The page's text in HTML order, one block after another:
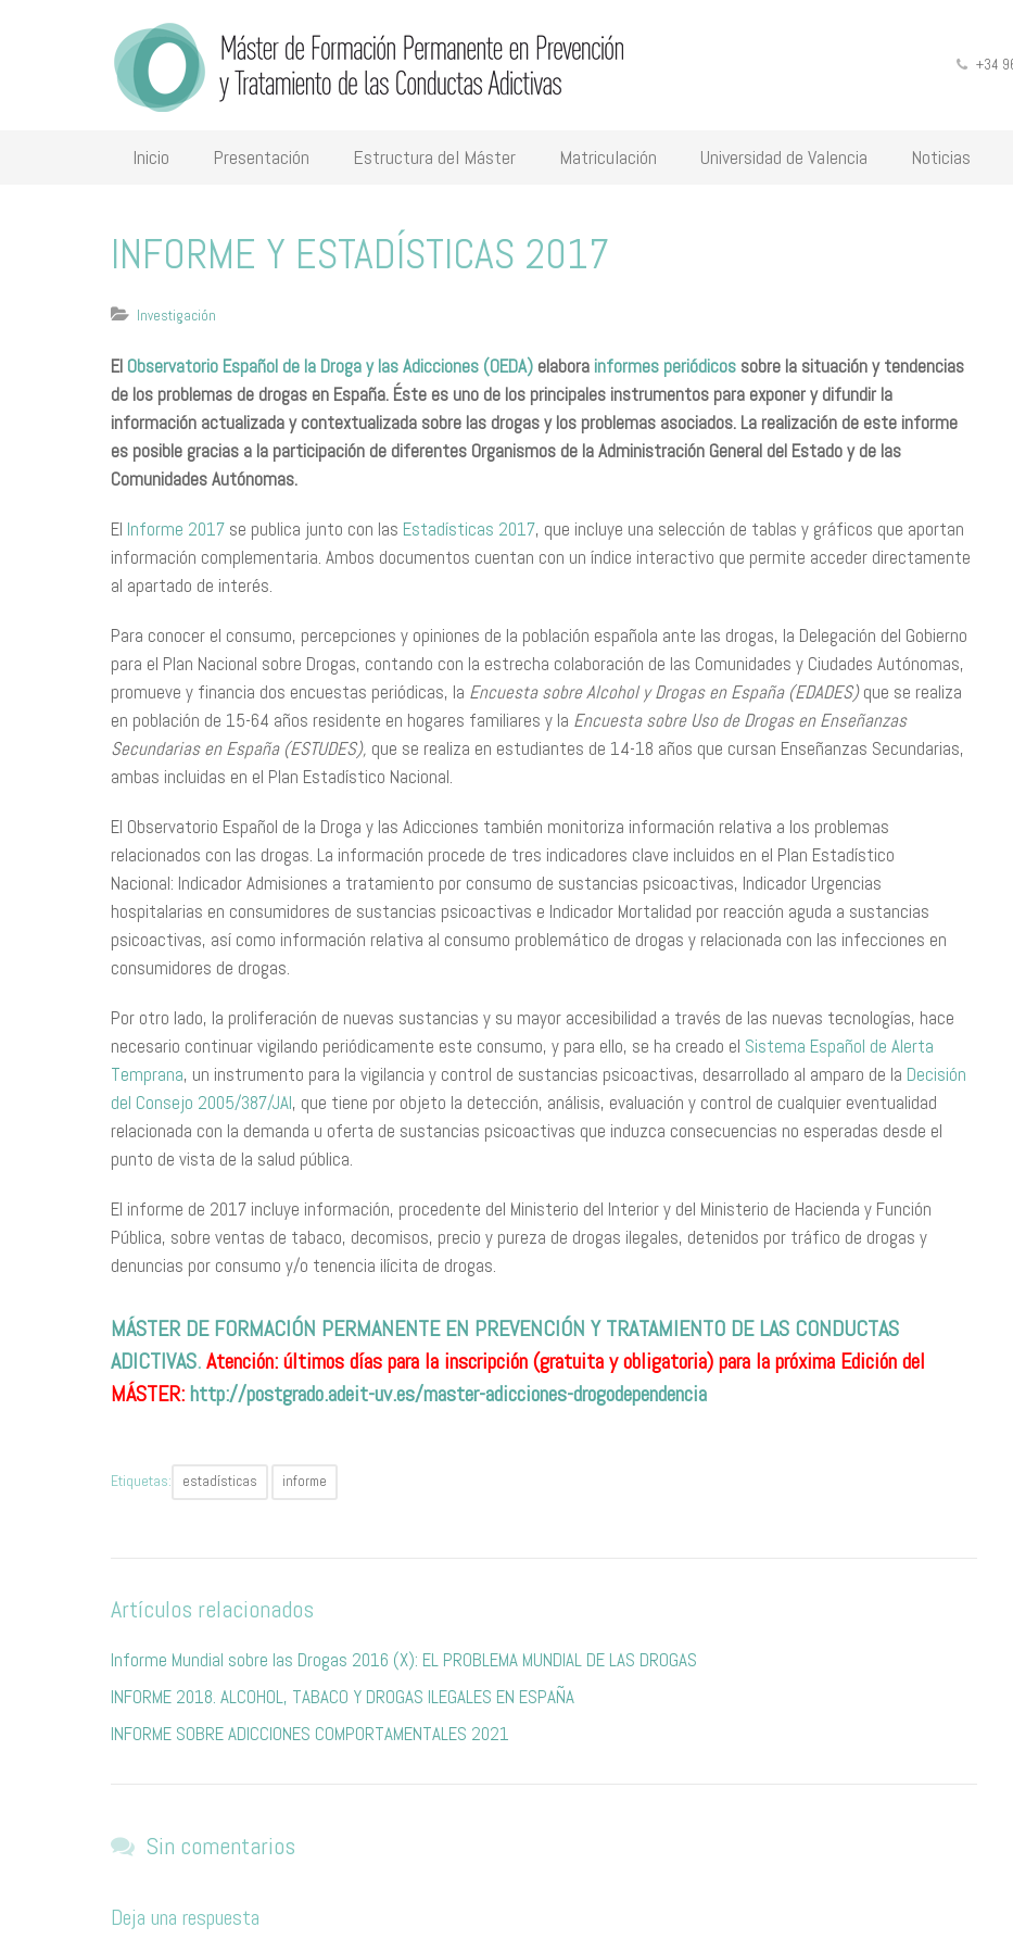
+34
Inicio Presentación Estructura del Máster Matriculación Universidad de Valencia Noticias
INFORME Y ESTADÍSTICAS 2017
Investigación
El Observatorio Español de la Droga y las Adicciones (OEDA) elabora informes periódicos sobre la situación y tendencias
de los problemas de drogas en España. Éste es uno de los principales instrumentos para exponer y difundir la
información actualizada y contextualizada sobre las drogas y los problemas asociados. La realización de este informe
es posible gracias a la participación de diferentes Organismos de la Administración General del Estado y de las
Comunidades Autónomas.
El Informe 2017 se publica junto con las Estadísticas 2017, que incluye una selección de tablas y gráficos que aportan
información complementaria. Ambos documentos cuentan con un índice interactivo que permite acceder directamente
al apartado de interés.
Para conocer el consumo, percepciones y opiniones de la población española ante las drogas, la Delegación del Gobierno
para el Plan Nacional sobre Drogas, contando con la estrecha colaboración de las Comunidades y Ciudades Autónomas,
promueve y financia dos encuestas periódicas, la Encuesta sobre Alcohol y Drogas en España (EDADES)que se realiza
en población de 15-64 años residente en hogares familiares y la Encuesta sobre Uso de Drogas en Enseñanzas
Secundarias en España (ESTUDES), que se realiza en estudiantes de 14-18 años que cursan Enseñanzas Secundarias,
ambas incluidas en el Plan Estadístico Nacional.
El Observatorio Español de la Droga y las Adicciones también monitoriza información relativa a los problemas
relacionados con las drogas. La información procede de tres indicadores clave incluidos en el Plan Estadístico
Nacional: Indicador Admisiones a tratamiento por consumo de sustancias psicoactivas, Indicador Urgencias
hospitalarias en consumidores de sustancias psicoactivas e Indicador Mortalidad por reacción aguda a sustancias
psicoactivas, así como información relativa al consumo problemático de drogas y relacionada con las infecciones en
consumidores de drogas.
Por otro lado, la proliferación de nuevas sustancias y su mayor accesibilidad a través de las nuevas tecnologías, hace
necesario continuar vigilando periódicamente este consumo, y para ello, se ha creado el Sistema Español de Alerta
Temprana, un instrumento para la vigilancia y control de sustancias psicoactivas, desarrollado al amparo de la Decisión
del Consejo 2005/387/JAI, que tiene por objeto la detección, análisis, evaluación y control de cualquier eventualidad
relacionada con la demanda u oferta de sustancias psicoactivas que induzca consecuencias no esperadas desde el
punto de vista de la salud pública.
El informe de 2017 incluye información, procedente del Ministerio del Interior y del Ministerio de Hacienda y Función
Pública, sobre ventas de tabaco, decomisos, precio y pureza de drogas ilegales, detenidos por tráfico de drogas y
denuncias por consumo y/o tenencia ilícita de drogas.
MÁSTER DE FORMACIÓN PERMANENTE EN PREVENCIÓN Y TRATAMIENTO DE LAS CONDUCTAS
ADICTIVAS.Atención: últimos días para la inscripción (gratuita y obligatoria) para la próxima Edición del
MÁSTER:http://postgrado.adeit-uv.es/master-adicciones-drogodependencia
Etiquetas: estadísticas informe
Artículos relacionados
Informe Mundial sobre las Drogas 2016 (X): EL PROBLEMA MUNDIAL DE LAS DROGAS
INFORME 2018. ALCOHOL, TABACO Y DROGAS ILEGALES EN ESPAÑA
INFORME SOBRE ADICCIONES COMPORTAMENTALES 2021
Sin comentarios
Deja una respuesta